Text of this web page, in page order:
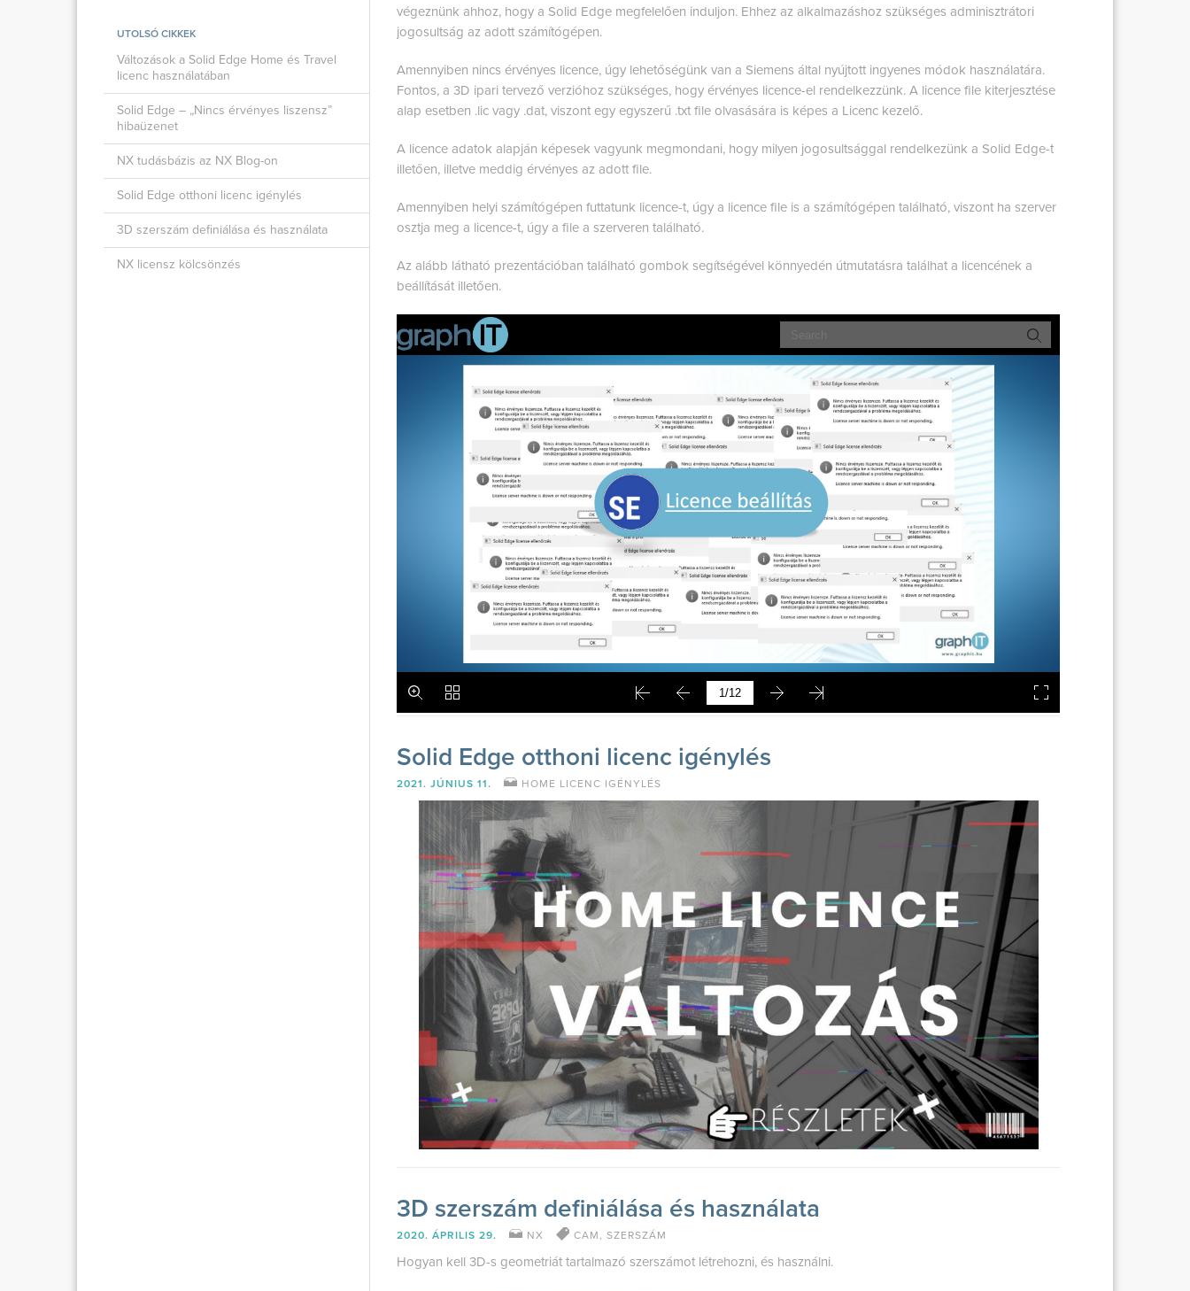
UTOLSÓ CIKKEK
Változások a Solid Edge Home és Travel
licenc használatában
Solid Edge – „Nincs érvényes liszensz”
hibaüzenet
NX tudásbázis az NX Blog-on
Solid Edge otthoni licenc igénylés
3D szerszám definiálása és használata
NX licensz kölcsönzés
végeznünk ahhoz, hogy a Solid Edge megfelelően induljon. Ehhez az alkalmazáshoz szükséges adminisztrátori
jogosultság az adott számítógépen.
Amennyiben nincs érvényes licence, úgy lehetőségünk van a Siemens által nyújtott ingyenes módok használatára.
Fontos, a 3D ipari tervező verzióhoz szükséges, hogy érvényes licence-el rendelkezzünk. A licence file kiterjesztése
alap esetben .lic vagy .dat, viszont egy egyszerű .txt file olvasására is képes a Licenc kezelő.
A licence adatok alapján képesek vagyunk megmondani, hogy milyen jogosultsággal rendelkezünk a Solid Edge-t
illetően, illetve meddig érvényes az adott file.
Amennyiben helyi számítógépen futtatunk licence-t, úgy a licence file is a számítógépen található, viszont ha szerver
osztja meg a licence-t, úgy a file a szerveren található.
Az alább látható prezentációban található gombok segítségével könnyedén útmutatásra találhat a licencének a
beállítását illetően.
Solid Edge otthoni licenc igénylés
2021. JÚNIUS 11. HOME LICENC IGÉNYLÉS
3D szerszám definiálása és használata
2020. ÁPRILIS 29. NX CAM , SZERSZÁM
Hogyan kell 3D-s geometriát tartalmazó szerszámot létrehozni, és használni.